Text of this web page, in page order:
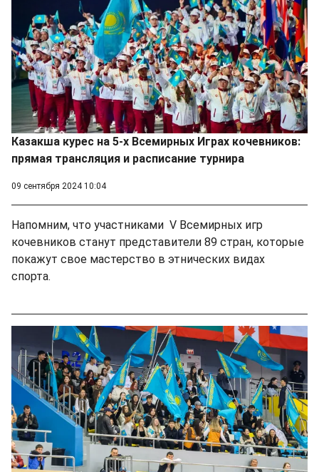
Казакша курес на 5-х Всемирных Играх кочевников:
прямая трансляция и расписание турнира
09 сентября 2024 10:04
Напомним, что участниками V Всемирных игр
кочевников станут представители 89 стран, которые
покажут свое мастерство в этнических видах
спорта.